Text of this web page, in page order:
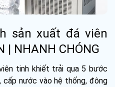
sản xuất đá viên
NHANH CHÓNG
tinh khiết trải qua 5 bước
nước vào hệ thống, đông